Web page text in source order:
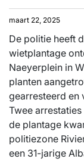
maart 22, 2025
De politie heeft
wietplantage
Naeyerplein in
planten
gearresteerd en
Twee
de plantage
politiezone
een 31-jarige